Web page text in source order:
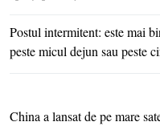
Postul intermitent: este mai
peste micul dejun sau peste
China a lansat de pe mare